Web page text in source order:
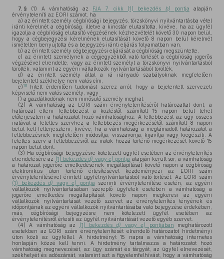
7. § (1) A vámhatóság az FJA 7. cikk (1) bekezdés b) pontja alapján
érvényteleníti az EORI számot, ha
a) az érintett személy cégbírósági bejegyzés, törzskönyvi nyilvántartásba vétel
iránti kérelmét a cégbíróság, illetve a kincstár elutasította, kivéve, ha az ügyfél
igazolja a cégbíróság elutasító végzésének kézhezvételét követő 30 napon belül,
hogy a cégbejegyzési kérelmének elutasítását követő 8 napon belül kérelmét
ismételten benyújtotta és a bejegyzés iránti eljárás folyamatban van,
b) az érintett személy cégbejegyzési eljárását a cégbíróság megszüntette,
c) az érintett személynek a cégjegyzékből való törlését a cégbíróság jogerős
végzésével elrendelte, vagy az érintett személyt a törzskönyvi nyilvántartásból
törölték, valamint az egyéni vállalkozók nyilvántartásából törölték,
d) az érintett személy által a rá irányadó szabályoknak megfelelően
bejelentett székhelye nem valós cím,
e) 16
hitelt érdemlően tudomást szerez arról, hogy a bejelentett szervezeti
képviselő nem valós személy, vagy
f) a gazdálkodónak nem minősülő személy meghal.
(2) A vámhatóság az EORI szám érvénytelenítéséről határozattal dönt, a
határozat elleni fellebbezést a közléstől számított 15 napon belül lehet
előterjeszteni a határozatot hozó vámhatósághoz. A fellebbezést az ügy összes
iratával a felettes szervhez a fellebbezés megérkezésétől számított 8 napon
belül kell felterjeszteni, kivéve, ha a vámhatóság a megtámadott határozatot a
fellebbezésnek megfelelően módosítja, visszavonja, kijavítja vagy kiegészíti. A
felettes szerv a fellebbezésről az iratok hozzá történő megérkezését követő 15
napon belül dönt.
(3) Ha cégbírósági bejegyzésre kötelezett ügyfél esetében az érvénytelenítés
elrendelésére az (1) bekezdésd) vagye) pontja alapján került sor, a vámhatóság
a határozat jogerőre emelkedésének megállapítását követő napon a cégbíróság
elektronikus úton történő értesítésével kezdeményezi az EORI szám
érvénytelenítésével érintett ügyfélnyilvántartásból való törlését. Az EORI szám
(1) bekezdés d) vagy e) pontja szerinti érvénytelenítése esetén, az egyéni
vállalkozók nyilvántartásában szereplő ügyfelek esetében a vámhatóság a
jogerőre emelkedés megállapítását követő napon megkeresi az egyéni
vállalkozók nyilvántartását vezető szervet az érvénytelenítés tényének és
időpontjának az egyéni vállalkozók nyilvántartásába való bejegyzése érdekében,
más, cégbírósági bejegyzésre nem kötelezett ügyfél esetében az
érvénytelenítésről értesíti az ügyfél nyilvántartását vezető egyéb szervet.
(4) A vámhatóság az (1) bekezdésd) vagye) pontjában meghatározott
esetekben az EORI szám érvénytelenítését elrendelő határozatot hirdetményi
úton közli az ügyféllel. A hirdetményt 15 napra a vámhatóság internetes
honlapján közzé kell tenni. A hirdetmény tartalmazza a határozatot hozó
vámhatóság megnevezését, az ügy számát és tárgyát, az ügyfél elnevezését,
székhelyét és adószámát, valamint azt a figyelemfelhívást, hogy a vámhatóság